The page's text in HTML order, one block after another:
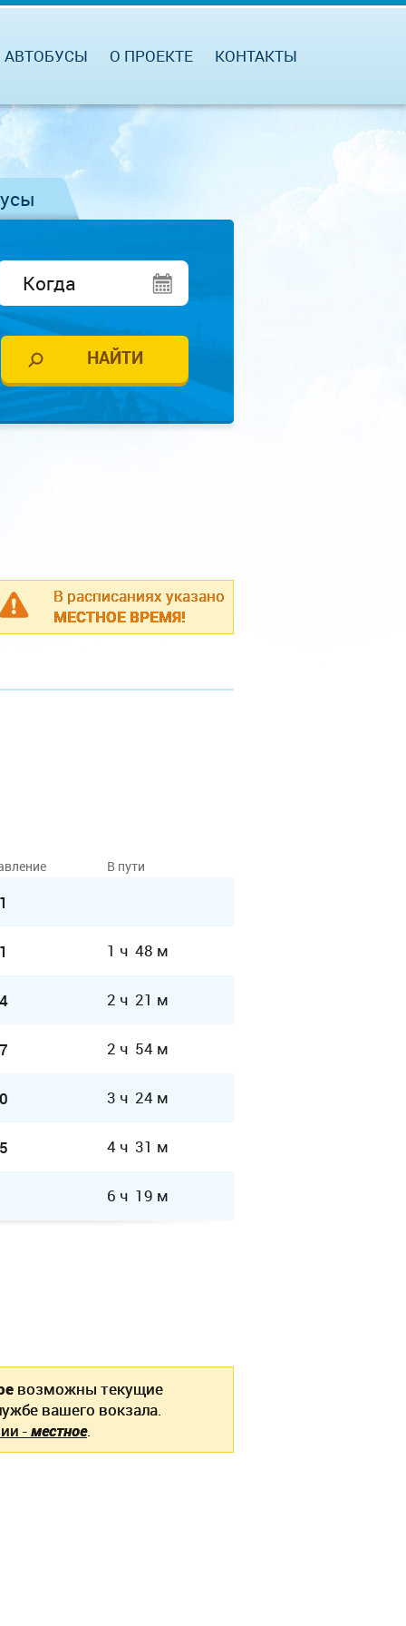
АВТОБУСЫ О ПРОЕКТЕ КОНТАКТЫ
В расписаниях указано
МЕСТНОЕ ВРЕМЯ!
В пути
1 ч 48 м
2 ч 21 м
2 ч 54 м
3 ч 24 м
4 ч 31 м
6 ч 19 м
возможны текущие
вашего вокзала.
-местное.